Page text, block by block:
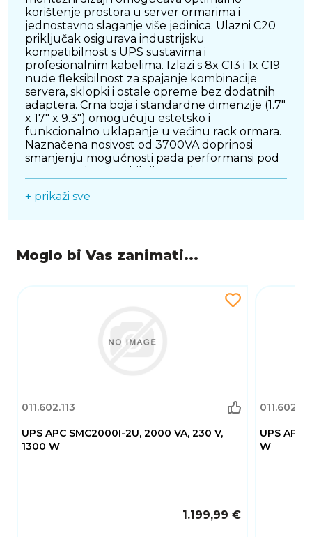
korištenje prostora u server ormarima i
jednostavno slaganje više jedinica. Ulazni C20
priključak osigurava industrijsku
kompatibilnost s UPS sustavima i
profesionalnim kabelima. Izlazi s 8x C13 i 1x C19
nude fleksibilnost za spajanje kombinacije
servera, sklopki i ostale opreme bez dodatnih
adaptera. Crna boja i standardne dimenzije (1.7"
x 17" x 9.3") omogućuju estetsko i
funkcionalno uklapanje u većinu rack ormara.
Naznačena nosivost od 3700VA doprinosi
smanjenju mogućnosti pada performansi pod
održavanja i podrške tijekom razdoblja
okruženjima.
+ prikaži sve
Moglo bi Vas zanimati...
011.602.113
UPS APC SMC2000I-2U, 2000 VA, 230 V,
1300 W
1.199,99 €
UPS APC
W